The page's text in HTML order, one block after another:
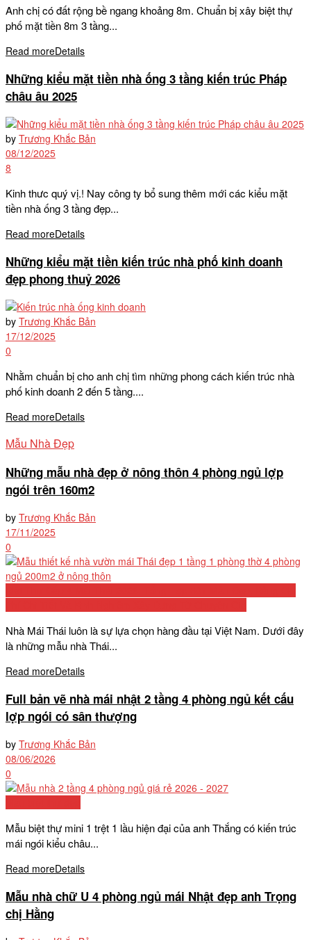
Anh chị có đất rộng bề ngang khoảng 8m. Chuẩn bị xây biệt thự
phố mặt tiền 8m 3 tầng...
Read moreDetails
Những kiểu mặt tiền nhà ống 3 tầng kiến trúc Pháp
châu âu 2025
by Trương Khắc Bản
08/12/2025
8
Kinh thưc quý vị.! Nay công ty bổ sung thêm mới các kiểu mặt
tiền nhà ống 3 tầng đẹp...
Read moreDetails
Những kiểu mặt tiền kiến trúc nhà phố kinh doanh
đẹp phong thuỷ 2026
by Trương Khắc Bản
17/12/2025
0
Nhằm chuẩn bị cho anh chị tìm những phong cách kiến trúc nhà
phố kinh doanh 2 đến 5 tầng....
Read moreDetails
Mẫu Nhà Đẹp
Những mẫu nhà đẹp ở nông thôn 4 phòng ngủ lợp
ngói trên 160m2
by Trương Khắc Bản
17/11/2025
0
Nhà Mái Thái luôn là sự lựa chọn hàng đầu tại Việt Nam. Dưới đây
là những mẫu nhà Thái...
Read moreDetails
Full bản vẽ nhà mái nhật 2 tầng 4 phòng ngủ kết cấu
lợp ngói có sân thượng
by Trương Khắc Bản
08/06/2026
0
Mẫu biệt thự mini 1 trệt 1 lầu hiện đại của anh Thắng có kiến trúc
mái ngói kiểu châu...
Read moreDetails
Mẫu nhà chữ U 4 phòng ngủ mái Nhật đẹp anh Trọng
chị Hằng